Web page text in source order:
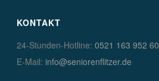
KONTAKT
24-Stunden-Hotline:0521 163 952 60
E-Mail:info@seniorenflitzer.de